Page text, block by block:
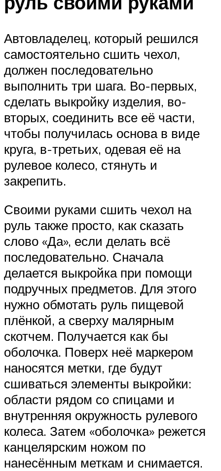
Автовладелец, который решился
самостоятельно сшить чехол,
должен последовательно
выполнить три шага. Во-первых,
сделать выкройку изделия, во-
вторых, соединить все её части,
чтобы получилась основа в виде
круга, в-третьих, одевая её на
рулевое колесо, стянуть и
закрепить.
Своими руками сшить чехол на
руль также просто, как сказать
слово «Да», если делать всё
последовательно. Сначала
делается выкройка при помощи
подручных предметов. Для этого
нужно обмотать руль пищевой
плёнкой, а сверху малярным
скотчем. Получается как бы
оболочка. Поверх неё маркером
наносятся метки, где будут
сшиваться элементы выкройки:
области рядом со спицами и
внутренняя окружность рулевого
колеса. Затем «оболочка» режется
канцелярским ножом по
нанесённым меткам и снимается.